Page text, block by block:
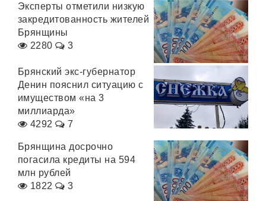
Эксперты отметили низкую
закредитованность жителей
Брянщины
2280
3
Брянский экс-губернатор
Денин пояснил ситуацию с
имуществом «на 3
миллиарда»
4292
7
Брянщина досрочно
погасила кредиты на 594
млн рублей
1822
3